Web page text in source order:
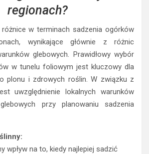
regionach?
w terminach sadzenia ogórków
wynikające głównie z różnic
glebowych. Prawidłowy wybór
w tunelu foliowym jest kluczowy dla
plonu i zdrowych roślin. W związku z
uwzględnienie lokalnych warunków
przy planowaniu sadzenia
wpływ na to, kiedy najlepiej sadzić